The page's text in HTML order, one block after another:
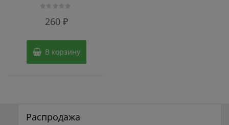
260₽
В корзину
Распродажа